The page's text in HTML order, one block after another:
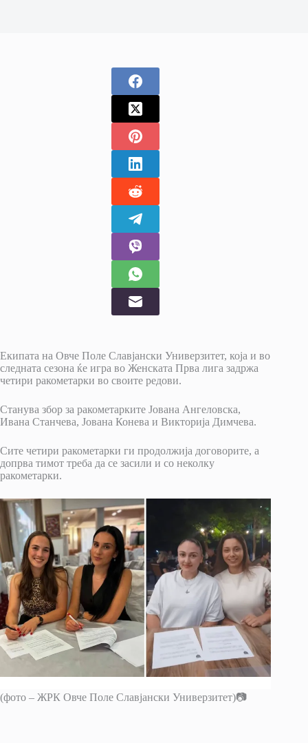
Екипата на Овче Поле Славјански Универзитет, која и во
следната сезона ќе игра во Женската Прва лига задржа
четири ракометарки во своите редови.
Станува збор за ракометарките Јована Ангеловска,
Ивана Станчева, Јована Конева и Викторија Димчева.
Сите четири ракометарки ги продолжија договорите, а
допрва тимот треба да се засили и со неколку
ракометарки.
(фото – ЖРК Овче Поле Славјански Универзитет)📷